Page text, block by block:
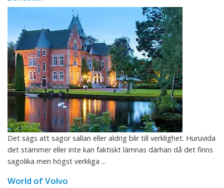
Det sägs att sagor sällan eller aldrig blir till verklighet. Huruvida
det stämmer eller inte kan faktiskt lämnas därhän då det finns
sagolika men högst verkliga ...
World of Volvo